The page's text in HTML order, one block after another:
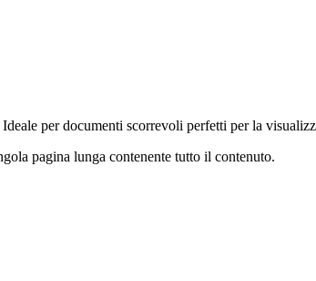
per documenti scorrevoli perfetti per la
pagina lunga contenente tutto il contenuto.